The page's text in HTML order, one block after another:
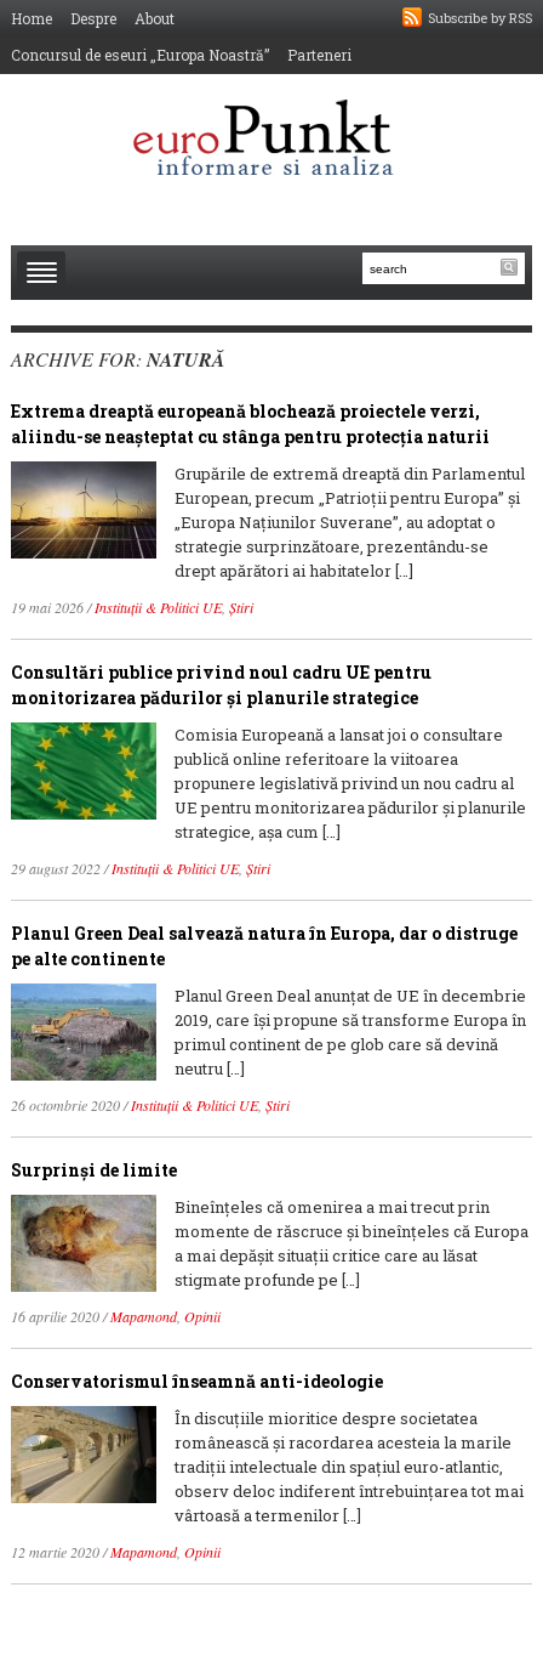
Subscribe by RSS
Home Despre
About
Concursul de eseuri „Europa Noastră”
Parteneri
ARCHIVE FOR: NATURĂ
Extrema dreaptă europeană blochează proiectele verzi,
aliindu-se neașteptat cu stânga pentru protecția naturii
Grupările de extremă dreaptă din Parlamentul
European, precum „Patrioții pentru Europa” și
„Europa Națiunilor Suverane”, au adoptat o
strategie surprinzătoare, prezentându-se
drept apărători ai habitatelor […]
19 mai 2026/Instituții & Politici UE, Știri
Consultări publice privind noul cadru UE pentru
monitorizarea pădurilor și planurile strategice
Comisia Europeană a lansat joi o consultare
publică online referitoare la viitoarea
propunere legislativă privind un nou cadru al
UE pentru monitorizarea pădurilor și planurile
strategice, așa cum […]
29 august 2022/Instituții & Politici UE, Știri
Planul Green Deal salvează natura în Europa, dar o distruge
pe alte continente
Planul Green Deal anunțat de UE în decembrie
2019, care își propune să transforme Europa în
primul continent de pe glob care să devină
neutru […]
26 octombrie 2020/Instituții & Politici UE, Știri
Surprinși de limite
Bineînțeles că omenirea a mai trecut prin
momente de răscruce și bineînțeles că Europa
a mai depășit situații critice care au lăsat
stigmate profunde pe […]
16 aprilie 2020/Mapamond, Opinii
Conservatorismul înseamnă anti-ideologie
În discuțiile mioritice despre societatea
românească și racordarea acesteia la marile
tradiții intelectuale din spațiul euro-atlantic,
observ deloc indiferent întrebuințarea tot mai
vârtoasă a termenilor […]
12 martie 2020/Mapamond, Opinii